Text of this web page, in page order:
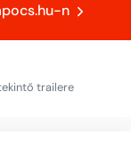
n
trailere